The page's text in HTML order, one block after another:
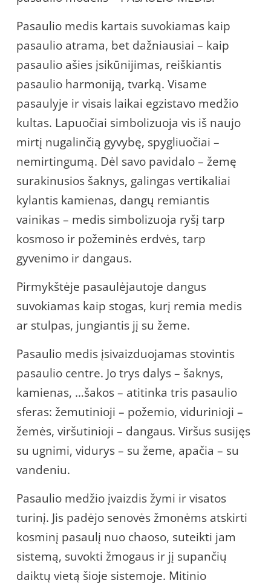
Pasaulio medis kartais suvokiamas kaip
pasaulio atrama, bet dažniausiai – kaip
pasaulio ašies įsikūnijimas, reiškiantis
pasaulio harmoniją, tvarką. Visame
pasaulyje ir visais laikai egzistavo medžio
kultas. Lapuočiai simbolizuoja vis iš naujo
mirtį nugalinčią gyvybę, spygliuočiai –
nemirtingumą. Dėl savo pavidalo – žemę
surakinusios šaknys, galingas vertikaliai
kylantis kamienas, dangų remiantis
vainikas – medis simbolizuoja ryšį tarp
kosmoso ir požeminės erdvės, tarp
gyvenimo ir dangaus.
Pirmykštėje pasaulėjautoje dangus
suvokiamas kaip stogas, kurį remia medis
ar stulpas, jungiantis jį su žeme.
Pasaulio medis įsivaizduojamas stovintis
pasaulio centre. Jo trys dalys – šaknys,
kamienas, …šakos – atitinka tris pasaulio
sferas: žemutinioji – požemio, vidurinioji –
žemės, viršutinioji – dangaus. Viršus susijęs
su ugnimi, vidurys – su žeme, apačia – su
vandeniu.
Pasaulio medžio įvaizdis žymi ir visatos
turinį. Jis padėjo senovės žmonėms atskirti
kosminį pasaulį nuo chaoso, suteikti jam
sistemą, suvokti žmogaus ir jį supančių
daiktų vietą šioje sistemoje. Mitinio